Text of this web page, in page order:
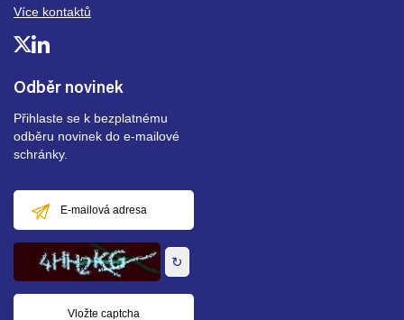
Odběr novinek
Přihlaste se k bezplatnému
odběru novinek do e-mailové
schránky.
mailová
adresa
↻
Více kontaktů